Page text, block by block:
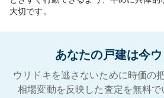
大切です。
あなたの戸建は今
ウリドキを逃さないために時価の
相場変動を反映した査定を無料で